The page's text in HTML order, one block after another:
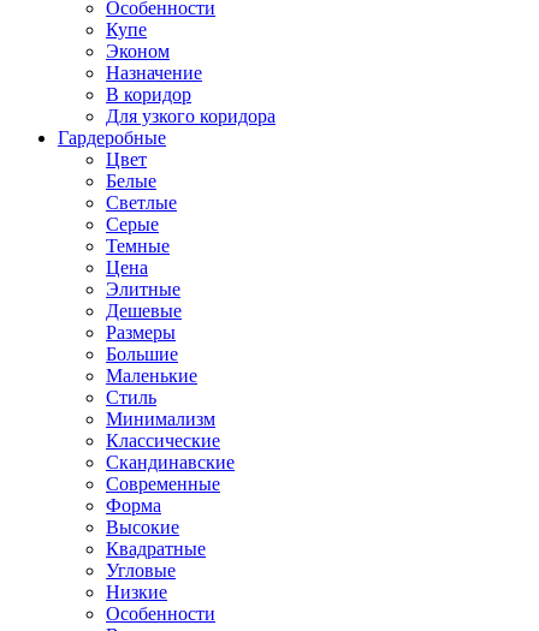
Особенности
Купе
Эконом
Назначение
В коридор
Для узкого коридора
Гардеробные
Цвет
Белые
Светлые
Серые
Темные
Цена
Элитные
Дешевые
Размеры
Большие
Маленькие
Стиль
Минимализм
Классические
Скандинавские
Современные
Форма
Высокие
Квадратные
Угловые
Низкие
Особенности